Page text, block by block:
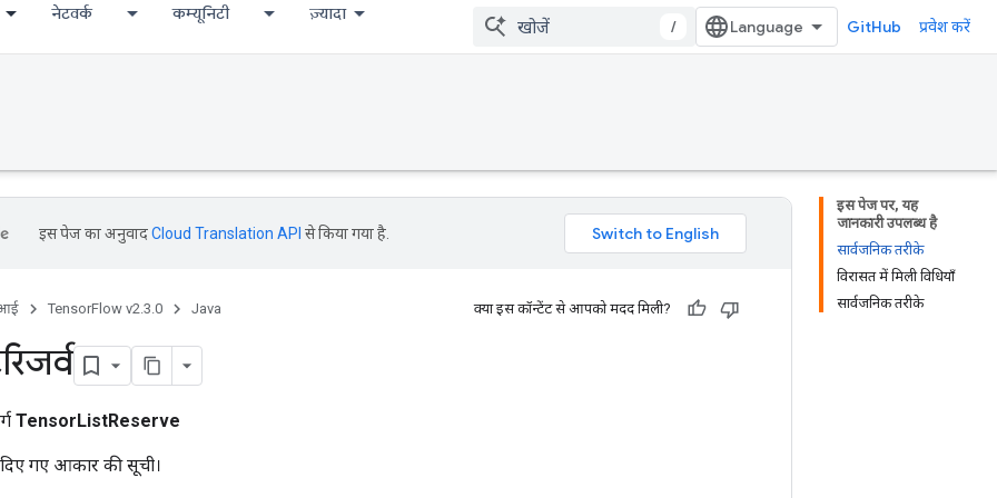
नेटवर्क कम्यूनिटी ज़्यादा
/ GitHub प्रवेश करें
इस पेज पर, यह
जानकारी उपलब्ध है
सार्वजनिक तरीके
विरासत में मिली विधियाँ
सार्वजनिक तरीके
इस पेज का अनुवादCloud Translation API से किया गया है.
TensorFlow v2.3.0 Java क्या इस कॉन्टेंट से आपको मदद मिली?
TensorListReserve
गए आकार की सूची।